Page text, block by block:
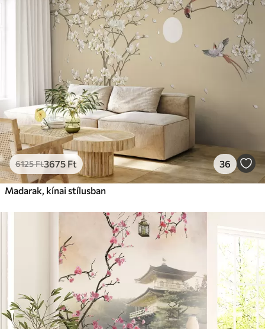
6125Ft3675 Ft 36
Madarak, kínai stílusban